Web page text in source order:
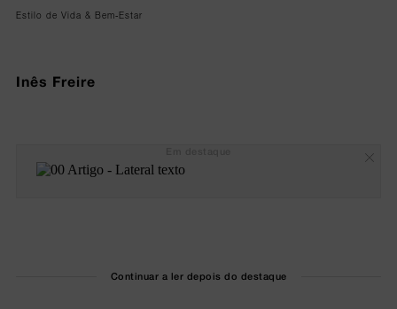
Estilo de Vida & Bem-Estar
Inês Freire
Continuar a ler depois do destaque